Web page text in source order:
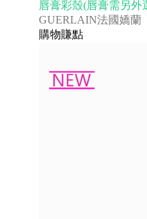
唇膏彩殼(唇膏需另外
GUERLAIN法國嬌蘭
購物賺點